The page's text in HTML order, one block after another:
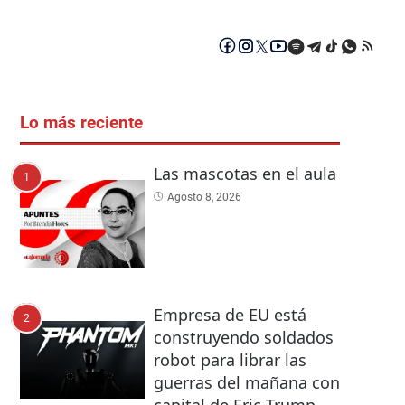
Lo más reciente
1 Las mascotas en el aula
Agosto 8, 2026
2
Empresa de EU está
construyendo soldados
robot para librar las
guerras del mañana con